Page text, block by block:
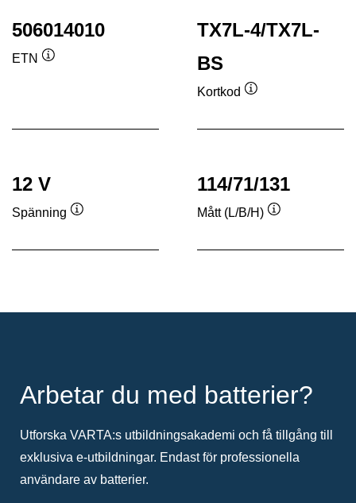
506014010
ETN
TX7L-4/TX7L-
BS
Kortkod
12 V
Spänning
114/71/131
Mått (L/B/H)
Arbetar du med batterier?
Utforska VARTA:s utbildningsakademi och få tillgång till
exklusiva e-utbildningar. Endast för professionella
användare av batterier.